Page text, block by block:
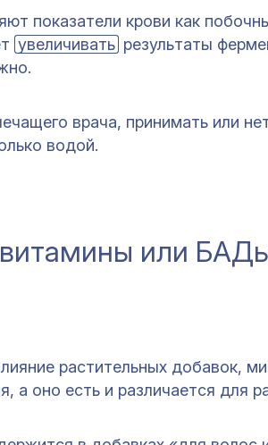
показатели крови как
увеличивать результаты
врача, принимать или
водой.
или
растительных добавок,
а оно есть и различается для